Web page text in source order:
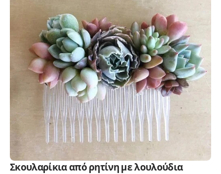
Σκουλαρίκια από ρητίνη με λουλούδια